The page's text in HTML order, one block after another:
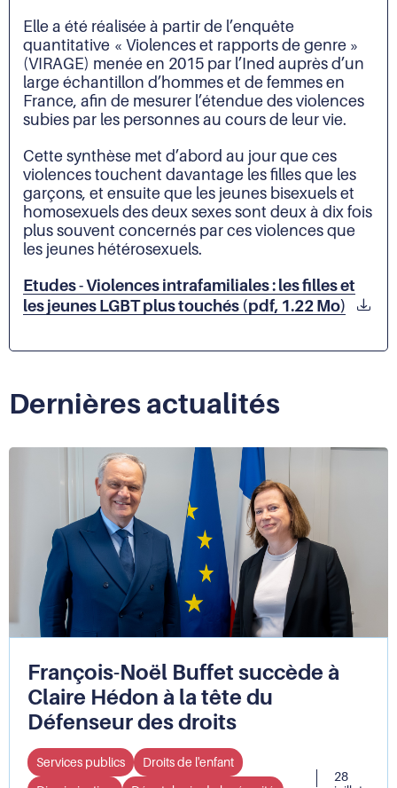
Elle a été réalisée à partir de l’enquête
quantitative « Violences et rapports de genre »
(VIRAGE) menée en 2015 par l’Ined auprès d’un
large échantillon d’hommes et de femmes en
France, afin de mesurer l’étendue des violences
subies par les personnes au cours de leur vie.
Cette synthèse met d’abord au jour que ces
violences touchent davantage les filles que les
garçons, et ensuite que les jeunes bisexuels et
homosexuels des deux sexes sont deux à dix fois
plus souvent concernés par ces violences que
les jeunes hétérosexuels.
Etudes - Violences intrafamiliales : les filles et
les jeunes LGBT plus touchés (pdf, 1.22 Mo)
Dernières actualités
François-Noël Buffet succède à
Claire Hédon à la tête du
Défenseur des droits
Services publics
Droits de l'enfant
28